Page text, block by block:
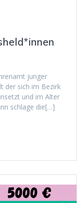
junger
der sich im Bezirk
und im Alter
schlage die[…]